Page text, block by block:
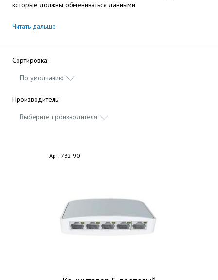
которые должны обмениваться данными.
Читать дальше
Сортировка:
По умолчанию
Производитель:
Выберите производителя
Арт. 732-90